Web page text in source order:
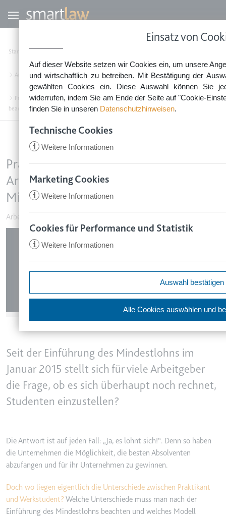
Einsatz von
Auf dieser Website setzen wir Cookies ein, um unsere
und wirtschaftlich zu betreiben. Mit Bestätigung der
gewählten Cookies ein. Diese Auswahl können Sie
widerrufen, indem Sie am Ende der Seite auf "Cookie-
finden Sie in unseren Datenschutzhinweisen.
Technische Cookies
i Weitere Informationen
CookieConsent
Anbieter:
app.smartlaw.de
aktuellen Domäne.
Typ:
HTTP-Cookie
Marketing Cookies
i Weitere Informationen
ccm/collect
Anbieter:
google.com
Typ:
Pixel-Tracker
_ga
Anbieter:
smartlaw.de
Zweck:
Wird verwendet, um Daten zu Google
Verhalten des Besuchers zu senden.
Typ:
HTTP-Cookie
Anbieter:
smartlaw.de
Zweck:
Wird verwendet, um Daten zu Google
Cookies für Performance und Statistik
i Weitere Informationen
VISITOR_INFO1_LIVE
Anbieter:
youtube.com
Zweck:
Versucht, die Benutzerbandbreite auf
zu schätzen.
Anbieter:
youtube.com
Zweck:
Registriert eine eindeutige ID, um
Benutzer gesehen hat, zu behalten.
Ablauf:
Sitzung
Typ:
HTTP-Cookie
Auswahl bestätigen
Alle Cookies auswählen und
Direkt zum Inhalt
Sie erreichen unser Service-Team:
Montag bis Freitag: 8-18 Uhr
Keine Rechtsberatung.
Benutzermenü
Startseite
Arbeitsvertrag & Einstellung
Praktikant oder Werkstudent? Was Arbeitgeber mit Blick auf den Mindestlohn zu
beachten haben
Praktikant oder Werkstudent? Was
Arbeitgeber mit Blick auf den
Mindestlohn zu beachten haben
Arbeitsvertrag & Einstellung
Seit der Einführung des Mindestlohns im
Januar 2015 stellt sich für viele Arbeitgeber
die Frage, ob es sich überhaupt noch rechnet,
Studenten einzustellen?
Die Antwort ist auf jeden Fall: „Ja, es lohnt sich!“. Denn so haben
die Unternehmen die Möglichkeit, die besten Absolventen
abzufangen und für ihr Unternehmen zu gewinnen.
Doch wo liegen eigentlich die Unterschiede zwischen Praktikant
und Werkstudent?Welche Unterschiede muss man nach der
Einführung des Mindestlohns beachten und welches Modell